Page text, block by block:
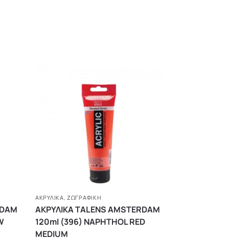
ΑΚΡΥΛΙΚΆ ,ΖΩΓΡΑΦΙΚΗ
ΑΚΡΥΛΙΚΑ TALENS AMSTERDAM
120ml (396) NAPHTHOL RED
MEDIUM